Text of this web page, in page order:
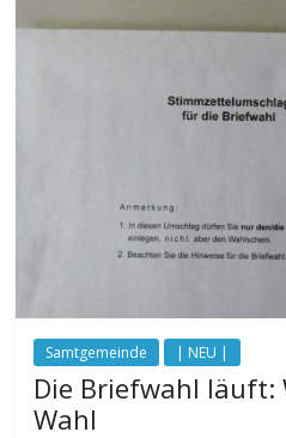
Samtgemeinde | NEU |
Die Briefwahl läuft:
Wahl